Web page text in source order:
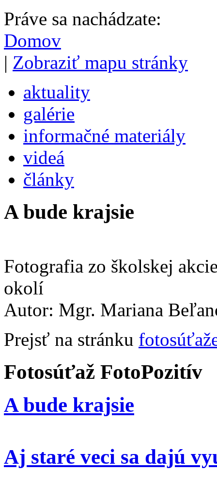
Práve sa nachádzate:
Domov
| Zobraziť mapu stránky
aktuality
galérie
informačné materiály
videá
články
A bude krajsie
Fotografia zo školskej
okolí
Autor: Mgr. Mariana
Prejsť na stránku
Fotosúťaž FotoPozitív
A bude krajsie
Aj staré veci sa dajú